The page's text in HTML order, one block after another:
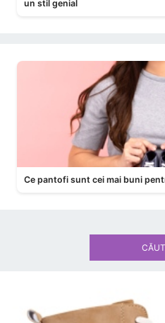
un stil genial
Ce pantofi sunt cei mai buni